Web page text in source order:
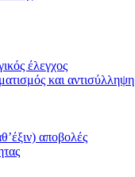
έλεγχος
και αντισύλληψη
αποβολές